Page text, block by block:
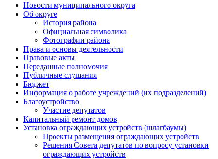
Новости муниципального округа
Об округе
История района
Официальная символика
Фотографии района
Права и основы деятельности
Правовые акты
Переданные полномочия
Публичные слушания
Бюджет
Информация о работе учреждений (их подразделений)
Благоустройство
Участие депутатов
Капитальный ремонт домов
Установка ограждающих устройств (шлагбаумы)
Проекты размещения ограждающих устройств
Решения Совета депутатов по вопросу установки
ограждающих устройств